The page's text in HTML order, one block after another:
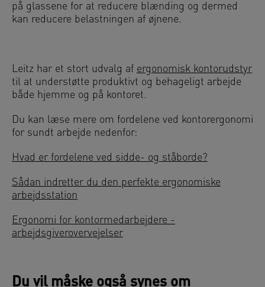
på glassene for at reducere blænding og dermed
kan reducere belastningen af øjnene.
Leitz har et stort udvalg af ergonomisk kontorudstyr
til at understøtte produktivt og behageligt arbejde
både hjemme og på kontoret.
Du kan læse mere om fordelene ved kontorergonomi
for sundt arbejde nedenfor:
Hvad er fordelene ved sidde- og ståborde?
Sådan indretter du den perfekte ergonomiske
arbejdsstation
Ergonomi for kontormedarbejdere -
arbejdsgiverovervejelser
Du vil måske også synes om